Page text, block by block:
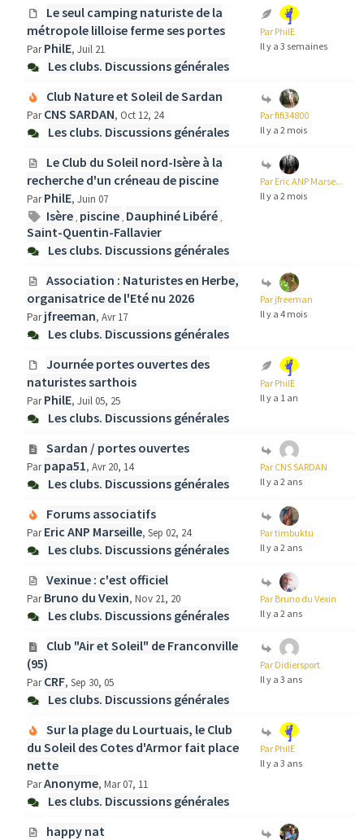
Le seul camping naturiste de la
métropole lilloise ferme ses portes
Par PhilE, Juil 21
Les clubs. Discussions générales
Par PhilE
Il y a 3 semaines
Club Nature et Soleil de Sardan
Par CNS SARDAN, Oct 12, 24
Les clubs. Discussions générales
Par fifi34800
Il y a 2 mois
Le Club du Soleil nord-Isère à la
recherche d'un créneau de piscine
Par PhilE, Juin 07
Isère , piscine , Dauphiné Libéré ,
Saint-Quentin-Fallavier
Les clubs. Discussions générales
Par Eric ANP Marse...
Il y a 2 mois
Association : Naturistes en Herbe,
organisatrice de l'Eté nu 2026
Par jfreeman, Avr 17
Les clubs. Discussions générales
Par jfreeman
Il y a 4 mois
Journée portes ouvertes des
naturistes sarthois
Par PhilE, Juil 05, 25
Les clubs. Discussions générales
Par PhilE
Il y a 1 an
Sardan / portes ouvertes
Par papa51, Avr 20, 14
Les clubs. Discussions générales
Par CNS SARDAN
Il y a 2 ans
Forums associatifs
Par Eric ANP Marseille, Sep 02, 24
Les clubs. Discussions générales
Par timbuktu
Il y a 2 ans
Vexinue : c'est officiel
Par Bruno du Vexin, Nov 21, 20
Les clubs. Discussions générales
Par Bruno du Vexin
Il y a 2 ans
Club "Air et Soleil" de Franconville
(95)
Par CRF, Sep 30, 05
Les clubs. Discussions générales
Par Didiersport
Il y a 3 ans
Sur la plage du Lourtuais, le Club
du Soleil des Cotes d'Armor fait place
nette
ParAnonyme, Mar 07, 11
Les clubs. Discussions générales
Par PhilE
Il y a 3 ans
happy nat